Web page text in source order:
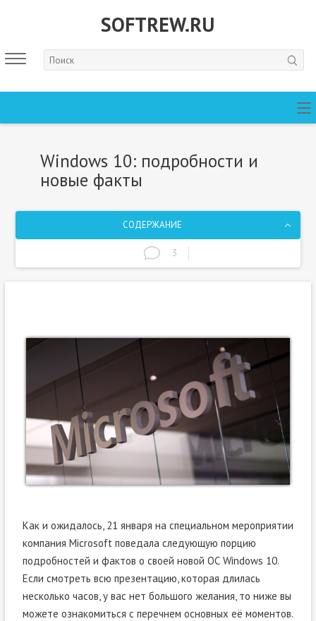
SOFTREW.RU
Windows 10: подробности и
новые факты
СОДЕРЖАНИЕ
3
Как и ожидалось, 21 января на специальном мероприятии
компания Microsoft поведала следующую порцию
подробностей и фактов о своей новой ОС Windows 10.
Если смотреть всю презентацию, которая длилась
несколько часов, у вас нет большого желания, то ниже вы
можете ознакомиться с перечнем основных её моментов.